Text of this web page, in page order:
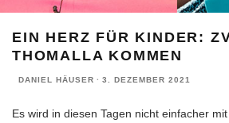
EIN HERZ FÜR KINDER:
THOMALLA KOMMEN
DANIEL HÄUSER · 3. DEZEMBER 2021
Es wird in diesen Tagen nicht einfacher